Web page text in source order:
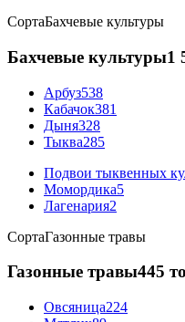
СортаБахчевые культуры
Бахчевые культуры1
Арбуз538
Кабачок381
Дыня328
Тыква285
Подвои тыквенных
Момордика5
Лагенария2
СортаГазонные травы
Газонные травы445
Овсяница224